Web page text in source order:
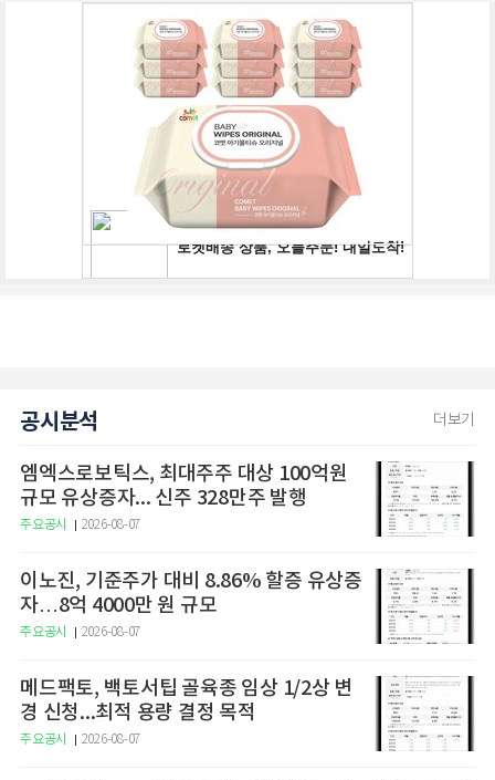
공시분석 더보기
엠엑스로보틱스, 최대주주 대상 100억원
규모 유상증자... 신주 328만주 발행
주요공시 2026-08-07
이노진, 기준주가 대비 8.86% 할증 유상증
자…8억 4000만 원 규모
주요공시 2026-08-07
메드팩토, 백토서팁 골육종 임상 1/2상 변
경 신청...최적 용량 결정 목적
주요공시 2026-08-07